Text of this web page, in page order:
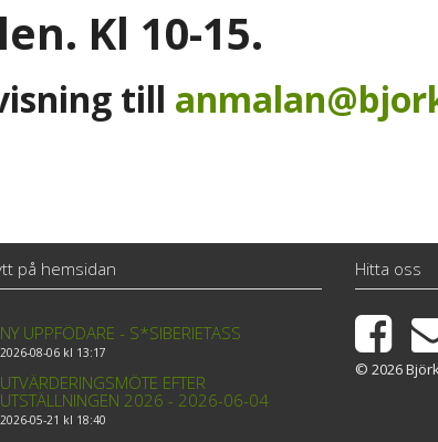
Kl 10-15.
till
på hemsidan
NY UPPFÖDARE - S*SIBERIETASS
2026-08-06 kl 13:17
UTVÄRDERINGSMÖTE EFTER
UTSTÄLLNINGEN 2026 - 2026-06-04
2026-05-21 kl 18:40
Hitta oss
© 2026